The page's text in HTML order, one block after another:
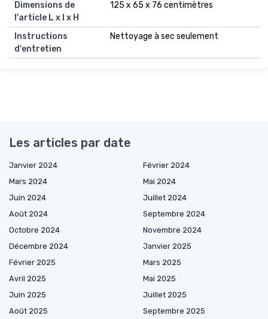
Dimensions de
l'article L x l x H
125 x 65 x 76 centimètres
Instructions
d'entretien
Nettoyage à sec seulement
Les articles par date
Janvier 2024
Février 2024
Mars 2024
Mai 2024
Juin 2024
Juillet 2024
Août 2024
Septembre 2024
Octobre 2024
Novembre 2024
Décembre 2024
Janvier 2025
Février 2025
Mars 2025
Avril 2025
Mai 2025
Juin 2025
Juillet 2025
Août 2025
Septembre 2025